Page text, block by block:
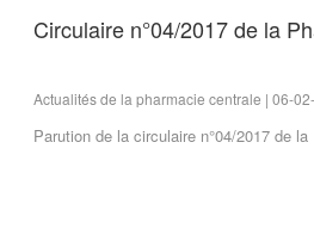
Circulaire n°04/2017 de la
Actualités de la pharmacie centrale | 06-
Parution de la circulaire n°04/2017 de